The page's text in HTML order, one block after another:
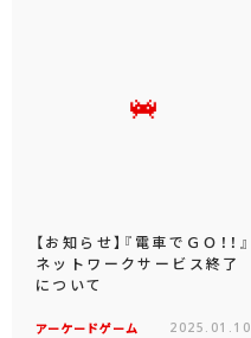
【お知らせ】『電車でＧＯ！！』
ネットワークサービス終了
について
アーケードゲーム 2025.01.10